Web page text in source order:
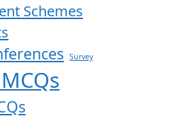
Schemes
Survey